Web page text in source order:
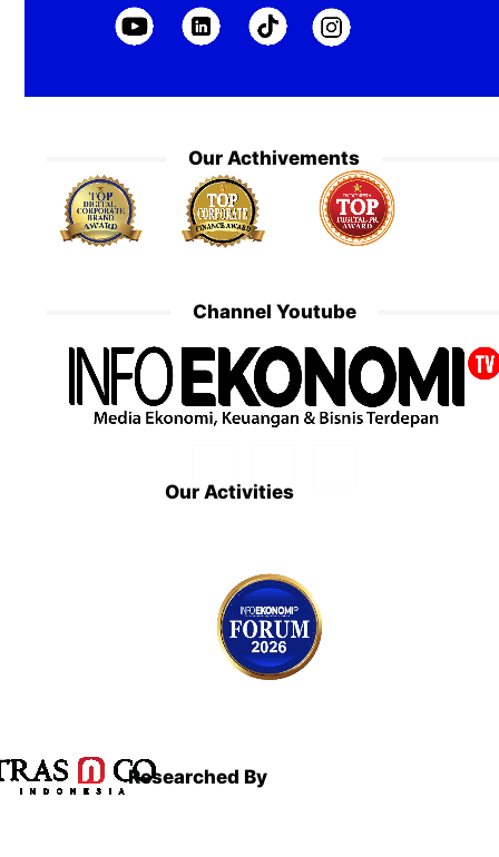
Our Acthivements
Channel Youtube
Our Activities
Researched By